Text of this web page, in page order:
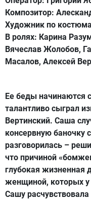
Композитор:
Художник по
В ролях: Карина
Вячеслав Жолобов,
Масалов, Алексей
Ее беды начинаются
талантливо сыграл
Вертинский. Саша
консервную баночку
разговорилась –
что причиной
глубокая жизненная
женщиной, которых у
Сашу